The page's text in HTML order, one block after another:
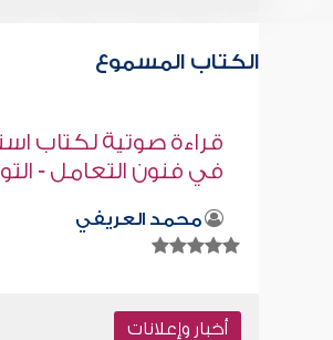
الكتاب المسموع
قراءة صوتية لكتاب
في فنون التعامل " - مع
محمد العريفي
أخبار وإعلانات